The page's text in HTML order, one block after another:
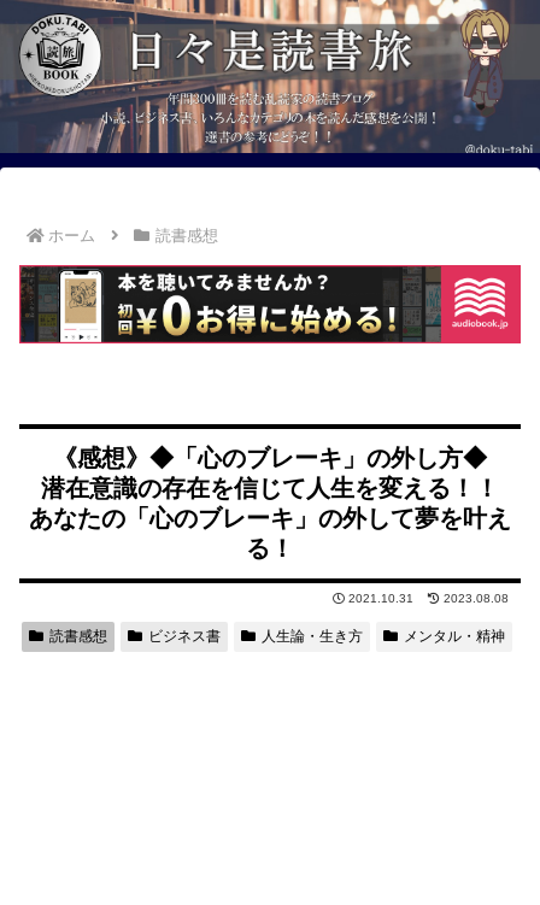
ホーム 読書感想
《感想》◆「心のブレーキ」の外し方◆
潜在意識の存在を信じて人生を変える！！
あなたの「心のブレーキ」の外して夢を叶え
る！
2021.10.31 2023.08.08
読書感想 ビジネス書 人生論・生き方 メンタル・精神